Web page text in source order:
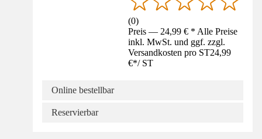
(0)
Preis — 24,99 € * Alle Preise
inkl. MwSt. und ggf. zzgl.
Versandkosten pro ST24,99
€*/ ST
Online bestellbar
Reservierbar